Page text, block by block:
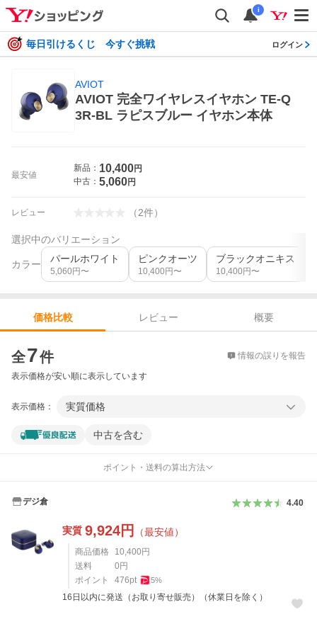
i
毎日引けるくじ 今すぐ挑戦 ログイン
AVIOT
AVIOT 完全ワイヤレスイヤホン TE-Q
3R-BL ラピスブルー イヤホン本体
最安値
新品： 10,400円
中古： 5,060円
レビュー （2件）
選択中のバリエーション
カラー パールホワイト
5,060 円〜
ピンクオーツ
10,400 円〜
ブラックオニキス
10,400 円〜
価格比較 レビュー
概要
全7件 情報の誤りを報告
表示価格が安い順に表示しています
表示価格： 実質価格
中古を含む
ポイント・送料の算出方法
デジ倉 4.40
実質 9,924円 （最安値）
商品価格 10,400 円
送料
0 円
ポイント
476pt 5%
16日以内に発送（お取り寄せ販売）（休業日を除く）